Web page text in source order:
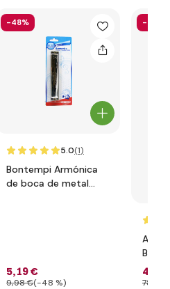
-48%
5.0(1)
Bontempi Armónica
de boca de metal
5,19 €
9,98 €(-48 %)
-43%
45
78